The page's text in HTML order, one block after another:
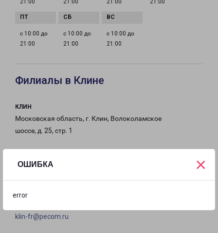
ОШИБКА
error
×
21:00 21:00 21:00 21:00
с 10:00 до
21:00
с 10:00 до
21:00
с 10:00 до
21:00
Филиалы в Клине
КЛИН
Московская область, г. Клин, Волоколамское
шоссе, д. 25, стр. 1
klin-fr@pecom.ru